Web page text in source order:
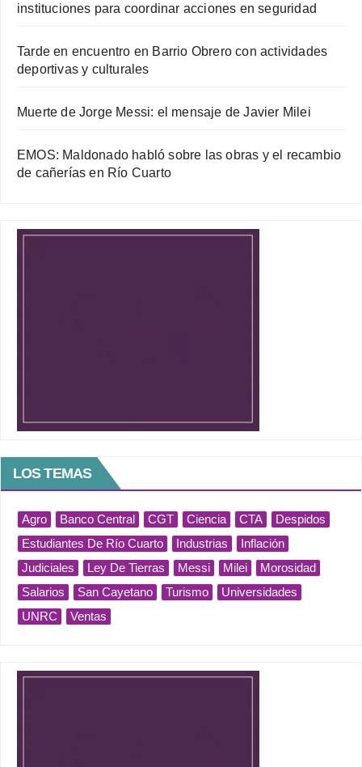
instituciones para coordinar acciones en seguridad
Tarde en encuentro en Barrio Obrero con actividades
deportivas y culturales
Muerte de Jorge Messi: el mensaje de Javier Milei
EMOS: Maldonado habló sobre las obras y el recambio
de cañerías en Río Cuarto
LOS TEMAS
Agro Banco Central CGT Ciencia CTA
Despidos
Estudiantes De Río Cuarto
Industrias
Inflación
Judiciales
Ley De Tierras Messi Milei
Morosidad
Salarios
San Cayetano Turismo
Universidades
UNRC
Ventas